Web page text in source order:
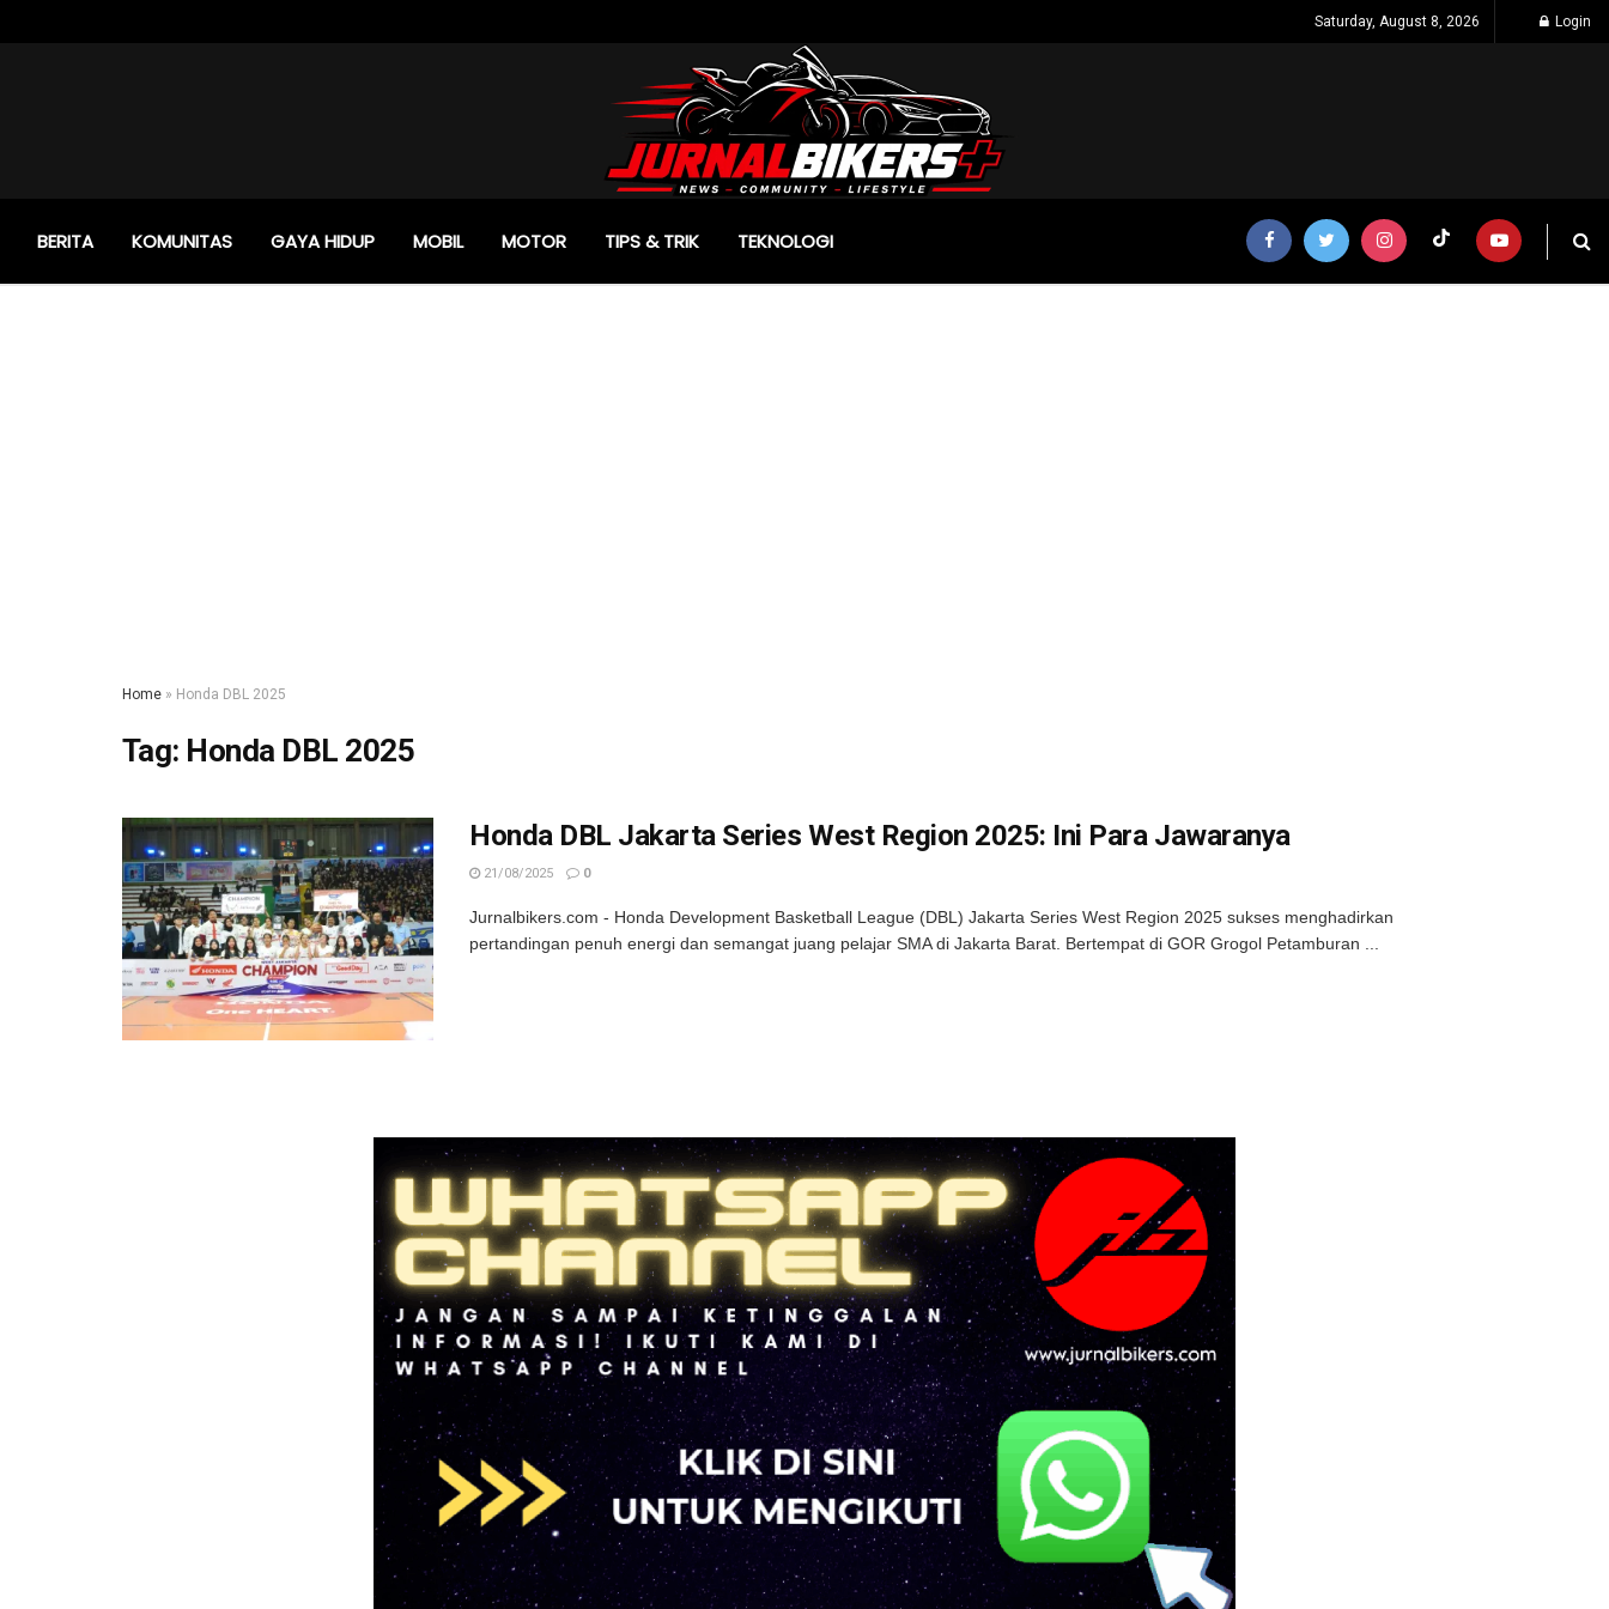
Saturday, August 8, 2026 Login
BERITA KOMUNITAS GAYA HIDUP MOBIL MOTOR TIPS & TRIK TEKNOLOGI
Home » Honda DBL 2025
Tag: Honda DBL 2025
Honda DBL Jakarta Series West Region 2025: Ini Para Jawaranya
21/08/2025 0
Jurnalbikers.com - Honda Development Basketball League (DBL) Jakarta Series West Region 2025 sukses menghadirkan
pertandingan penuh energi dan semangat juang pelajar SMA di Jakarta Barat. Bertempat di GOR Grogol Petamburan ...